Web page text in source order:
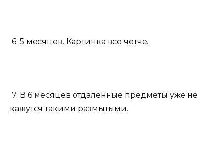
6. 5 месяцев. Картинка все четче.
7. В 6 месяцев отдаленные предметы уже не
кажутся такими размытыми.